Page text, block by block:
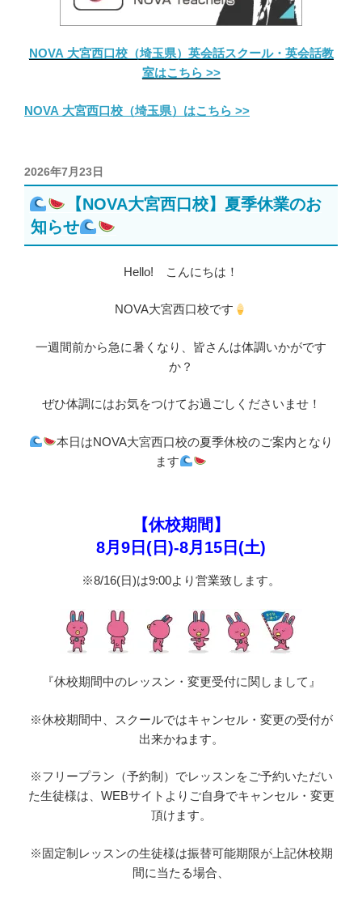
NOVA 大宮西口校（埼玉県）英会話スクール・英会話教
室はこちら >>
NOVA 大宮西口校（埼玉県）はこちら >>
投
稿
日:
2026年7月23日
【NOVA大宮西口校】夏季休業のお
知らせ
Hello! こんにちは！
NOVA大宮西口校です
一週間前から急に暑くなり、皆さんは体調いかがです
か？
ぜひ体調にはお気をつけてお過ごしくださいませ！
本日はNOVA大宮西口校の夏季休校のご案内となり
ます
【休校期間】
8月9日(日)-8月15日(土)
※8/16(日)は9:00より営業致します。
『休校期間中のレッスン・変更受付に関しまして』
※休校期間中、スクールではキャンセル・変更の受付が
出来かねます。
※フリープラン（予約制）でレッスンをご予約いただい
た生徒様は、WEBサイトよりご自身でキャンセル・変更
頂けます。
※固定制レッスンの生徒様は振替可能期限が上記休校期
間に当たる場合、